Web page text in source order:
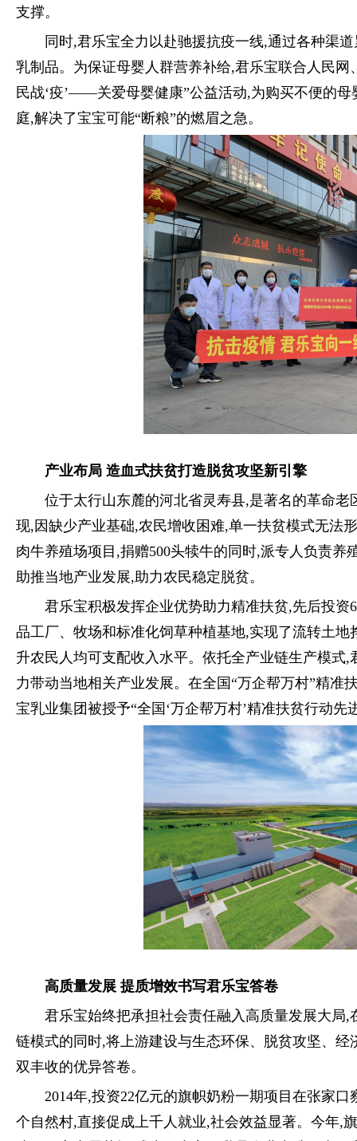
支撑。
同时,君乐宝全力以赴驰援抗疫一线,通过各种渠
乳制品。为保证母婴人群营养补给,君乐宝联合人民
民战‘疫’——关爱母婴健康”公益活动,为购买不便的
庭,解决了宝宝可能“断粮”的燃眉之急。
产业布局 造血式扶贫打造脱贫攻坚新引擎
位于太行山东麓的河北省灵寿县,是著名的革命
现,因缺少产业基础,农民增收困难,单一扶贫模式无法
肉牛养殖场项目,捐赠500头犊牛的同时,派专人负责
助推当地产业发展,助力农民稳定脱贫。
君乐宝积极发挥企业优势助力精准扶贫,先后投
品工厂、牧场和标准化饲草种植基地,实现了流转土
升农民人均可支配收入水平。依托全产业链生产模式
力带动当地相关产业发展。在全国“万企帮万村”精准
宝乳业集团被授予“全国‘万企帮万村’精准扶贫行动先
高质量发展 提质增效书写君乐宝答卷
君乐宝始终把承担社会责任融入高质量发展大局
链模式的同时,将上游建设与生态环保、脱贫攻坚、
双丰收的优异答卷。
2014年,投资22亿元的旗帜奶粉一期项目在张家
个自然村,直接促成上千人就业,社会效益显著。今年,